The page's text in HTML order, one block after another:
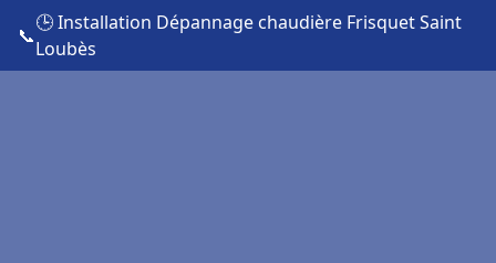
📞
🕒 Installation Dépannage chaudière Frisquet Saint
Loubès